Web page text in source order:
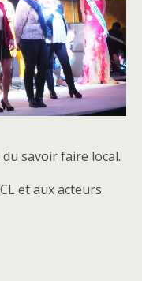
savoir faire local.
et aux acteurs.